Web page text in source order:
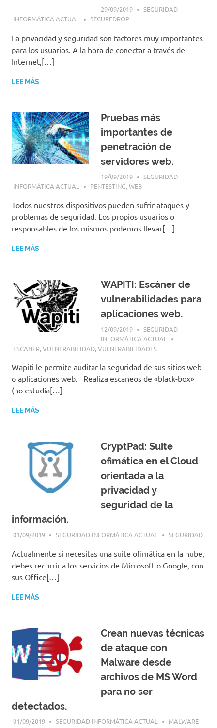
29/09/2019
SEGURIDAD
INFORMÁTICA ACTUAL
SECUREDROP
La privacidad y seguridad son factores muy importantes
para los usuarios. A la hora de conectar a través de
Internet,[…]
LEE MÁS
Pruebas más
importantes de
penetración de
servidores web.
19/09/2019
SEGURIDAD
INFORMÁTICA ACTUAL
PENTESTING,WEB
Todos nuestros dispositivos pueden sufrir ataques y
problemas de seguridad. Los propios usuarios o
responsables de los mismos podemos llevar[…]
LEE MÁS
WAPITI: Escáner de
vulnerabilidades para
aplicaciones web.
12/09/2019
SEGURIDAD
INFORMÁTICA ACTUAL
ESCANER,VULNERABILIDAD,VULNERABILIDADES
Wapiti le permite auditar la seguridad de sus sitios web
o aplicaciones web. Realiza escaneos de «black-box»
(no estudia[…]
LEE MÁS
CryptPad: Suite
ofimática en el Cloud
orientada a la
privacidad y
seguridad de la
información.
01/09/2019 SEGURIDAD INFORMÁTICA ACTUAL SEGURIDAD
Actualmente si necesitas una suite ofimática en la nube,
debes recurrir a los servicios de Microsoft o Google, con
sus Office[…]
LEE MÁS
Crean nuevas técnicas
de ataque con
Malware desde
archivos de MS Word
para no ser
detectados.
01/09/2019 SEGURIDAD INFORMÁTICA ACTUAL MALWARE